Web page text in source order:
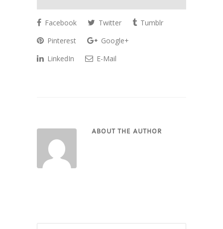
Facebook Twitter
Tumblr
Pinterest
Google+
LinkedIn
E-Mail
ABOUT THE AUTHOR